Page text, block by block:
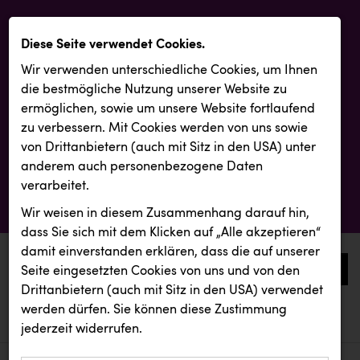
0
aktuelle aussendungen
aktuelle aussendungen
Diese Seite verwendet Cookies.
Wir verwenden unterschiedliche Cookies, um Ihnen
die best­mögliche Nutzung unserer Website zu
ermöglichen, sowie um unsere Website fortlaufend
zu verbessern. Mit Cookies werden von uns sowie
von Drittanbietern (auch mit Sitz in den USA) unter
anderem auch personenbezogene Daten
verarbeitet.
Wir weisen in diesem Zusammenhang darauf hin,
dass Sie sich mit dem Klicken auf „Alle akzeptieren“
damit ein­ver­standen erklären, dass die auf unserer
Seite eingesetzten Cookies von uns und von den
Drittanbietern (auch mit Sitz in den USA) verwendet
werden dürfen. Sie können diese Zustimmung
jederzeit widerrufen.